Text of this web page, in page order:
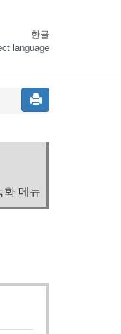
한글
language
화 메뉴